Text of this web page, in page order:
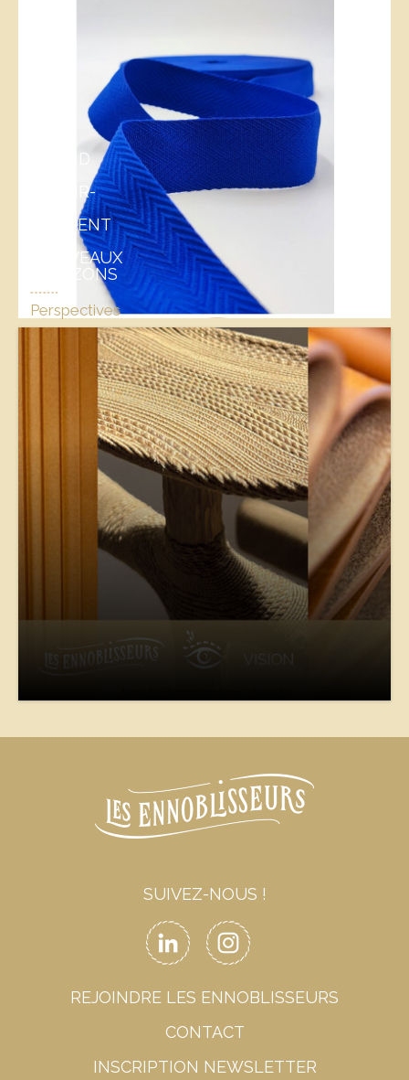
QUAND
SAVOIR-
OUVRENT
NOUVEAUX
HORIZONS
Perspectives
SUIVEZ-NOUS !
REJOINDRE LES ENNOBLISSEURS
CONTACT
INSCRIPTION NEWSLETTER